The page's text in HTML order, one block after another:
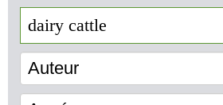
Auteur